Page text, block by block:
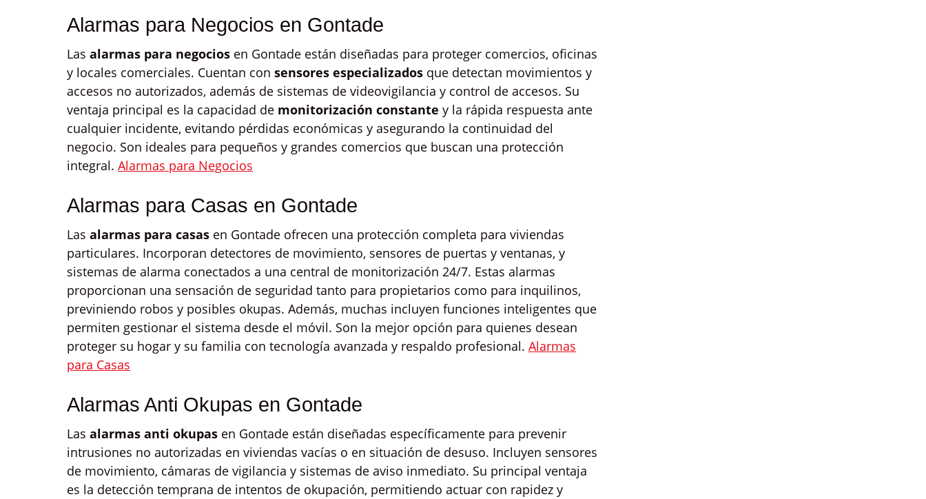
Alarmas para Negocios en Gontade
Las alarmas para negocios en Gontade están diseñadas para proteger comercios, oficinas
y locales comerciales. Cuentan con sensores especializados que detectan movimientos y
accesos no autorizados, además de sistemas de videovigilancia y control de accesos. Su
ventaja principal es la capacidad de monitorización constante y la rápida respuesta ante
cualquier incidente, evitando pérdidas económicas y asegurando la continuidad del
negocio. Son ideales para pequeños y grandes comercios que buscan una protección
integral. Alarmas para Negocios
Alarmas para Casas en Gontade
Las alarmas para casas en Gontade ofrecen una protección completa para viviendas
particulares. Incorporan detectores de movimiento, sensores de puertas y ventanas, y
sistemas de alarma conectados a una central de monitorización 24/7. Estas alarmas
proporcionan una sensación de seguridad tanto para propietarios como para inquilinos,
previniendo robos y posibles okupas. Además, muchas incluyen funciones inteligentes que
permiten gestionar el sistema desde el móvil. Son la mejor opción para quienes desean
proteger su hogar y su familia con tecnología avanzada y respaldo profesional. Alarmas
para Casas
Alarmas Anti Okupas en Gontade
Las alarmas anti okupas en Gontade están diseñadas específicamente para prevenir
intrusiones no autorizadas en viviendas vacías o en situación de desuso. Incluyen sensores
de movimiento, cámaras de vigilancia y sistemas de aviso inmediato. Su principal ventaja
es la detección temprana de intentos de okupación, permitiendo actuar con rapidez y